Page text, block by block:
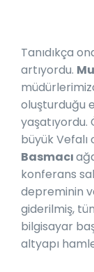
Tanıdıkça
artıyordu.
oluşturduğu
yaşatıyordu.
büyük Vefalı
Basmacı
konferans
depreminin
giderilmiş,
bilgisayar
altyapı